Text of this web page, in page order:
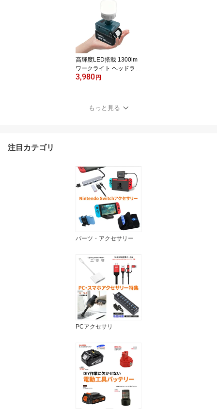
高輝度LED搭載 1300lm
ワークライト ヘッドライ
ト 明るさ微調整可 マキ
イト LED懐中電灯 アウ
トドアライト
3,980 円
もっと見る
注目カテゴリ
パーツ・アクセサリー
PCアクセサリ